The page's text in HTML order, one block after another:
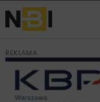
REKLAMA